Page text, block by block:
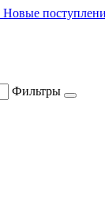
Новые
Фильтры